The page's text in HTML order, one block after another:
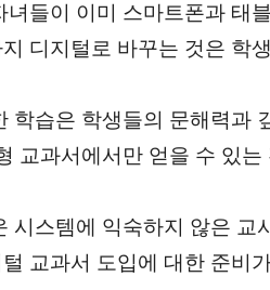
녀들이 이미 스마트폰과 태
디지털로 바꾸는 것은 학
학습은 학생들의 문해력과
교과서에서만 얻을 수 있
시스템에 익숙하지 않은 교
교과서 도입에 대한 준비